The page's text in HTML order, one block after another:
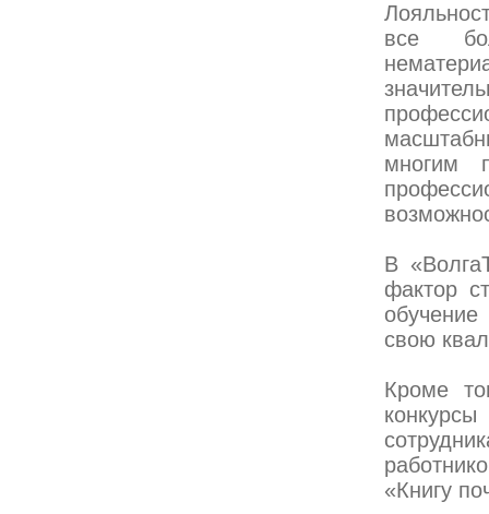
все
многим
В
фактор
свою
Кроме
«Книгу